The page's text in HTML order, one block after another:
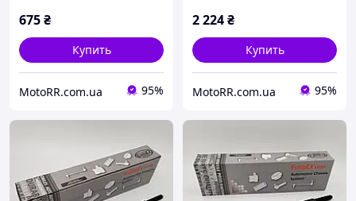
675₴
Купить
MotoRR.com.ua 95%
2 224₴
Купить
MotoRR.com.ua 95%